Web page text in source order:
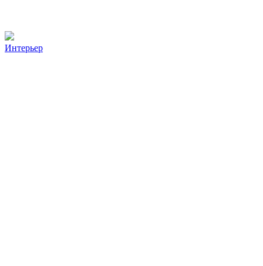
Интерьер